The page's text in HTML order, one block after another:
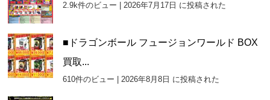
2.9k件のビュー |2026年7月17日 に投稿された
■ドラゴンボール フュージョンワールド BOX
買取...
610件のビュー |2026年8月8日 に投稿された